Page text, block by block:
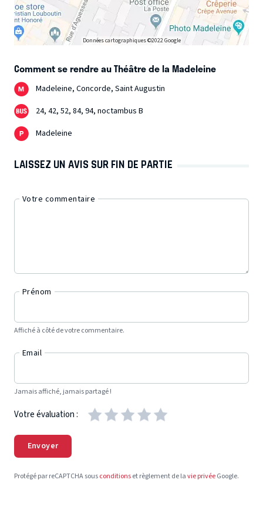
Données cartographiques ©2022 Google
Comment se rendre au Théâtre de la Madeleine
Madeleine, Concorde, Saint Augustin
24, 42, 52, 84, 94, noctambus B
Madeleine
LAISSEZ UN AVIS SUR FIN DE PARTIE
Votre commentaire
Prénom
Affiché à côté de votre commentaire.
Email
Jamais affiché, jamais partagé !
Votre évaluation :
Envoyer
Protégé par reCAPTCHA sousconditionset règlement de lavie privéeGoogle.